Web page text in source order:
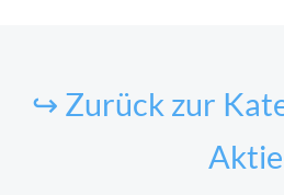
↪ Zurück zur
Aktie